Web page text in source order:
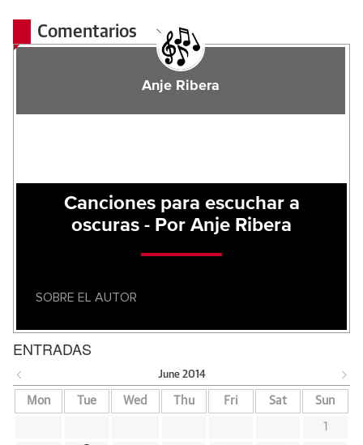
Comentarios
Anje Ribera
Canciones para escuchar a
oscuras - Por Anje Ribera
SOBRE EL AUTOR
ENTRADAS
June 2014
Mon Tue Wed Thu Fri Sat Sun
1